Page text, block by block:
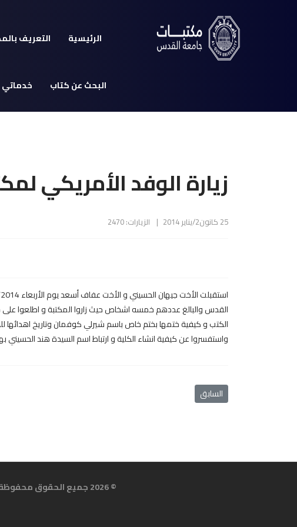
الرئيسية التعريف
البحث عن كتاب خدماتي
زيارة الوفد الأمريكي
25 كانون2/يناير 2014 الزيارات: 2470
القدس والبالغ عددهم خمسه اشخاص حيث زاروا المكتبة و اطلعوا
الكتب و كيفية ختمها بختم خاص باسم شيرلي كوفمان وتاريخ اهدائها
واستفسروا عن كيفية انشاء الكلية و ارتباط اسم السيدة هند
المقال السابق: عرض فلم بعنوان نجاح طالب فاشل
السابق
© 2026 جميع الحقوق محفوظة لمكتبة جامـعة الـقدس. تصميم وتطوير